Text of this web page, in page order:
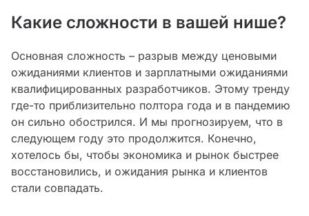
Какие сложности в вашей нише?
Основная сложность – разрыв между ценовыми
ожиданиями клиентов и зарплатными ожиданиями
квалифицированных разработчиков. Этому тренду
где-то приблизительно полтора года и в пандемию
он сильно обострился. И мы прогнозируем, что в
следующем году это продолжится. Конечно,
хотелось бы, чтобы экономика и рынок быстрее
восстановились, и ожидания рынка и клиентов
стали совпадать.